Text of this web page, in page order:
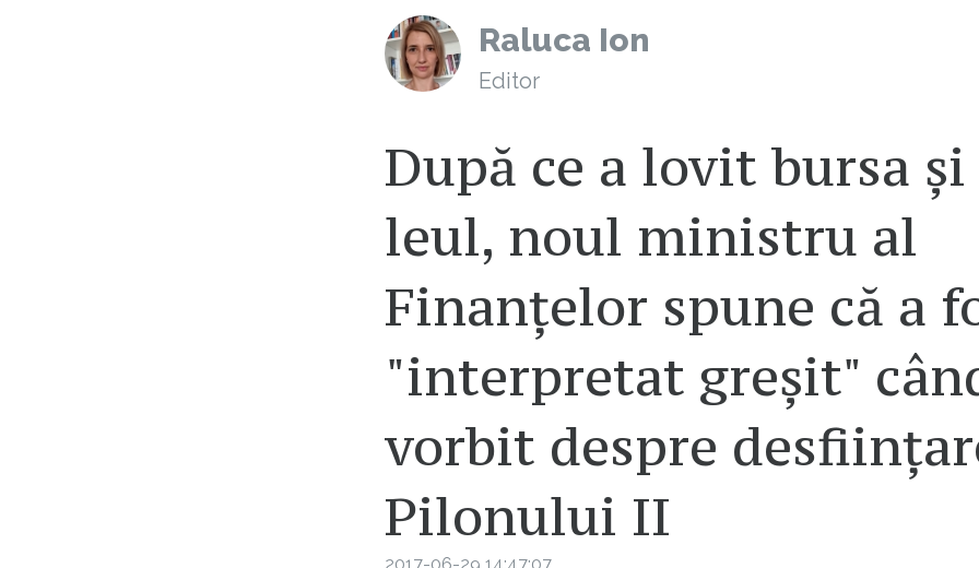
Raluca Ion
Editor
După ce a lovit bursa și
leul, noul ministru al
Finanțelor spune că a
"interpretat greșit"
vorbit despre
Pilonului II